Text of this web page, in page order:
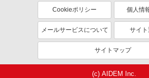
Cookieポリシー 個人情
メールサービスについて サイ
サイトマップ
(c) AIDEM Inc.